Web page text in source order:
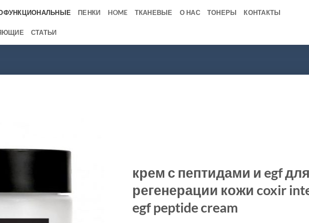
ПЕНКИ HOME ТКАНЕВЫЕ О НАС ТОНЕРЫ КОНТАКТЫ
СТАТЬИ
крем с пептидами и egf для
регенерации кожи coxir
egf peptide cream